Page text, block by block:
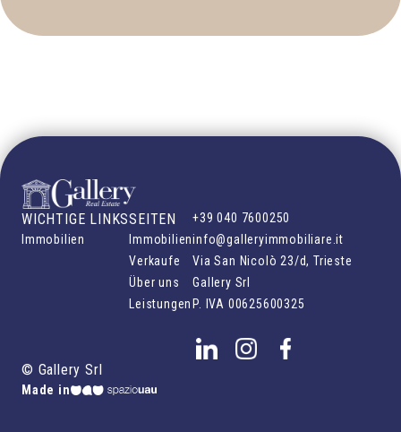
WICHTIGE LINKS
Immobilien
SEITEN
Immobilien
Verkaufe
Über uns
Leistungen
+39 040 7600250
info@galleryimmobiliare.it
Via San Nicolò 23/d, Trieste
Gallery Srl
P. IVA 00625600325
© Gallery Srl
Made in